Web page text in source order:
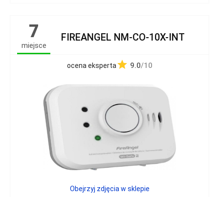
7
miejsce
FIREANGEL NM-CO-10X-INT
ocena eksperta 9.0/10
Obejrzyj zdjęcia w sklepie